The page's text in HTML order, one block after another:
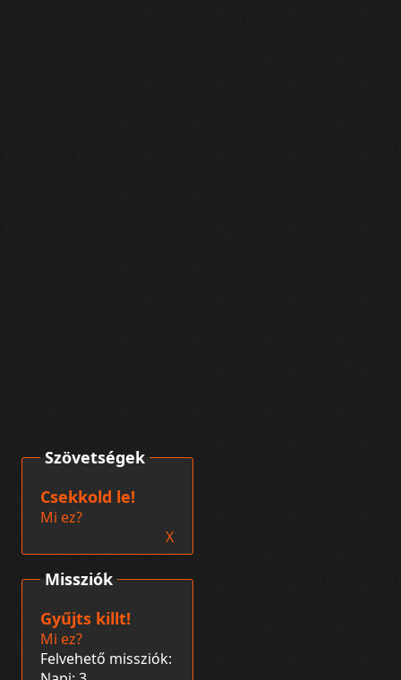
Missziók
Gyűjts killt!
Mi ez?
Felvehető missziók:
Szövetségek
Csekkold le!
Mi ez?
X